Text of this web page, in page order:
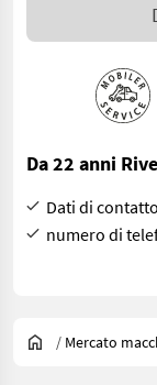
Da 22 anni
Dati di
numero di
/ Mercato